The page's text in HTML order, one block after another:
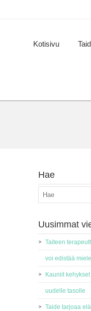
Kotisivu
Hae
Uusimmat
Taiteen
voi edistää
Kauniit
uudelle tasolle
Taide tarjoaa